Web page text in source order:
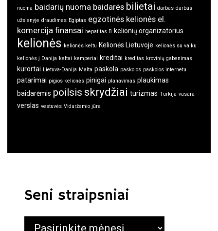
nuoma baidarių nuoma baidarės bilietai darbas darbas
užsienyje draudimas Egiptas egzotinės kelionės el.
komercija finansai hepatitas B kelionių organizatorius
kelionės kelionės keltu Kelionės Lietuvoje kelionės su vaiku
kelionės į Danija keltai kemperiai kreditai kreditas krovinių gabenimas
kurortai Lietuva-Danija Malta paskola paskolos paskolos internetu
patarimai pigios kelionės pinigai planavimas plaukimas
baidarėmis poilsis skrydžiai turizmas Turkija vasara
verslas vestuvės Viduržemio jūra
Seni straipsniai
Seni